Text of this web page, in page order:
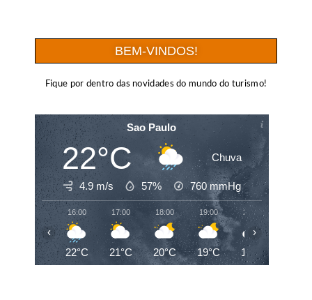
BEM-VINDOS!
Fique por dentro das novidades do mundo do turismo!
Sao Paulo
22°C Chuva
4.9 m/s 57% 760mmHg
16:00
22°C
17:00
21°C
18:00
20°C
19:00
19°C
20:00
19°C
‹ ›